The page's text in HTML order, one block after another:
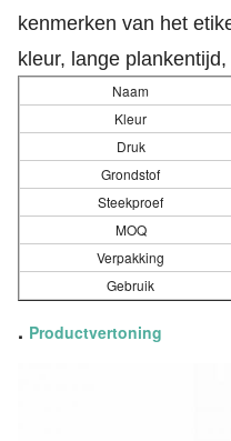
kenmerken van het
kleur, lange
Naam
Kleur
Druk
Grondstof
Steekproef
MOQ
Verpakking
Gebruik
. Productvertoning